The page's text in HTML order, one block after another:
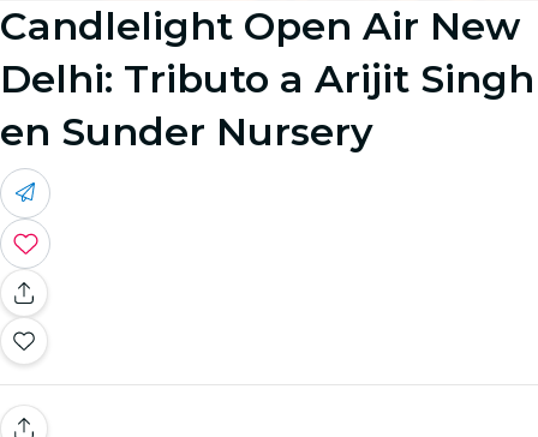
Candlelight Open Air New
Delhi: Tributo a Arijit Singh
en Sunder Nursery